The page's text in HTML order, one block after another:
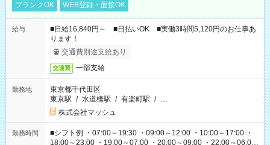
ブランクOK
WEB登録・面接OK
給与
■日給16,840円～ ■日払いOK ■実働3時間5,120円のお仕事あ
ります！
交通費別途支給あり
交通費 一部支給
勤務地
東京都千代田区
東京駅 / 水道橋駅 / 有楽町駅 / …
株式会社マッシュ
勤務時間
■シフト例 ・07:00～19:30 ・09:00～12:00 ・10:00～17:00 ・
18:00～23:00 ・19:00～07:00 ・20:00～09:00 ・22:00～06:00